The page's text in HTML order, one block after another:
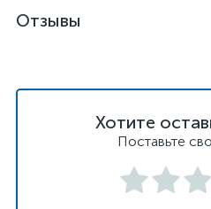
Отзывы
Хотите
Поставьте